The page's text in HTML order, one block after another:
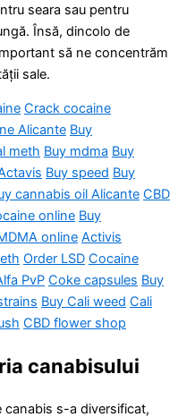
seara sau pentru
Însă, dincolo de
să ne concentrăm
sale.
Crack cocaine
Alicante Buy
meth Buy mdma Buy
Buy speed Buy
cannabis oil Alicante CBD
online Buy
online Activis
Order LSD Cocaine
PvP Coke capsules Buy
Buy Cali weed Cali
CBD flower shop
canabisului
canabis s-a diversificat,